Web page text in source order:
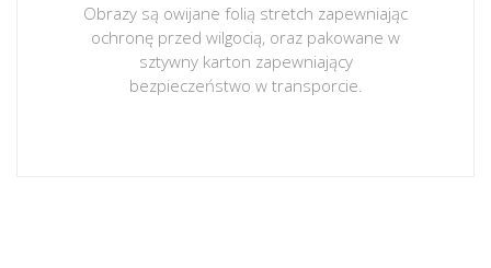
Obrazy są owijane folią stretch zapewniając
ochronę przed wilgocią, oraz pakowane w
sztywny karton zapewniający
bezpieczeństwo w transporcie.